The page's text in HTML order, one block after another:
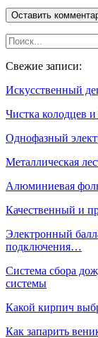
Свежие записи:
Искусственный
Чистка колодцев
Однофазный
Металлическая
Алюминиевая
Качественный и
Электронный
подключения…
Система сбора
системы
Какой кирпич
Как запарить